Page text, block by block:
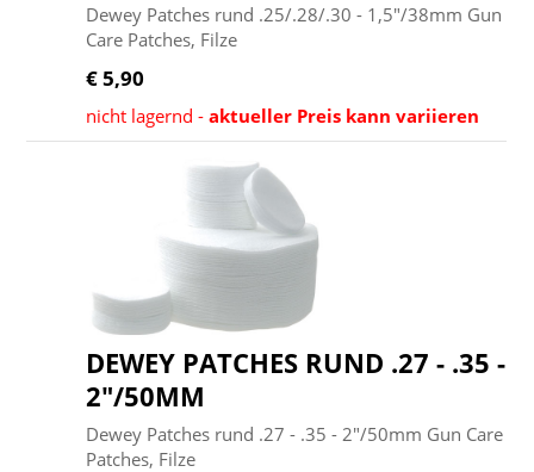
Dewey Patches rund .25/.28/.30 - 1,5"/38mm Gun
Care Patches, Filze
€ 5,90
nicht lagernd -aktueller Preis kann variieren
DEWEY PATCHES RUND .27 - .35 -
2"/50MM
Dewey Patches rund .27 - .35 - 2"/50mm Gun Care
Patches, Filze